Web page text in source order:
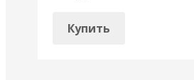
Купить